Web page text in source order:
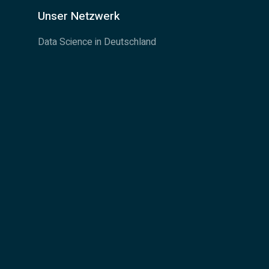
Unser Netzwerk
Data Science in Deutschland